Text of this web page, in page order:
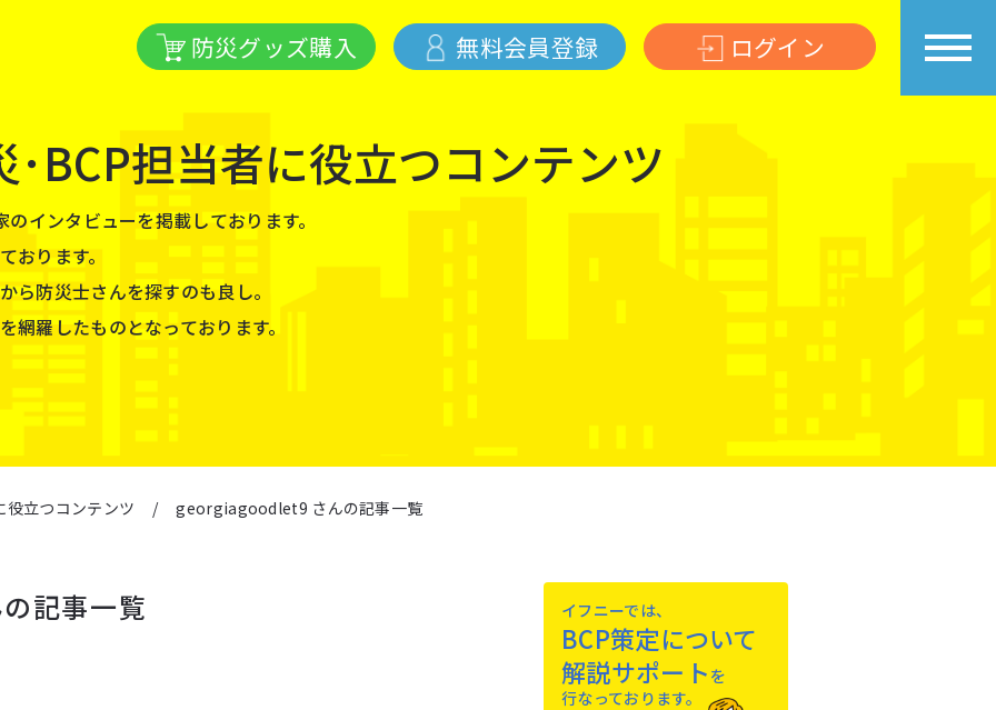
防災グッズ購入 無料会員登録 ログイン
BCP担当者に役立つコンテンツ
インタビューを掲載しております。
おります。
ら防災⼠さんを探すのも良し。
羅したものとなっております。
役立つコンテンツ / georgiagoodlet9 さんの記事一覧
記事一覧 イフニーでは、
BCP策定について
解説サポート を
⾏なっております。